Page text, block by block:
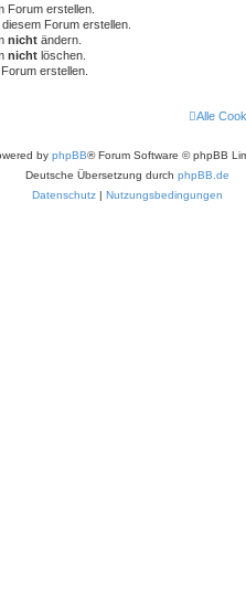
Forum erstellen.
Forum erstellen.
nicht ändern.
nicht löschen.
erstellen.
Alle
by phpBB® Forum Software © phpBB
Deutsche Übersetzung durch phpBB.de
Datenschutz | Nutzungsbedingungen